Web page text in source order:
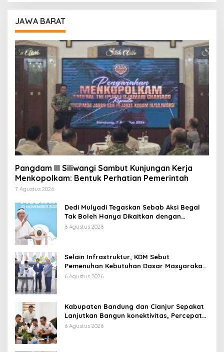
JAWA BARAT
Pangdam III Siliwangi Sambut Kunjungan Kerja
Menkopolkam: Bentuk Perhatian Pemerintah
7 Agustus 2026
Dedi Mulyadi Tegaskan Sebab Aksi Begal
Tak Boleh Hanya Dikaitkan dengan
Ekonomi
6 Agustus 2026
Selain Infrastruktur, KDM Sebut
Pemenuhan Kebutuhan Dasar Masyarakat
Jadi Fokus APBD Jabar 2027
6 Agustus 2026
Kabupaten Bandung dan Cianjur Sepakat
Lanjutkan Bangun konektivitas, Percepat
Pertumbuhan Ekonomi Daerah
6 Agustus 2026